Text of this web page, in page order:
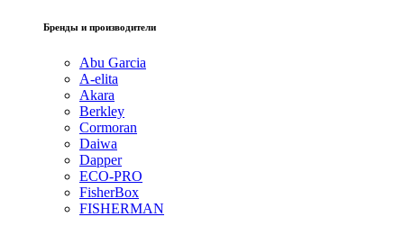
Бренды и производители
Abu Garcia
A-elita
Akara
Berkley
Cormoran
Daiwa
Dapper
ECO-PRO
FisherBox
FISHERMAN